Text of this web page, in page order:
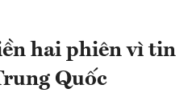
hai phiên vì tin
Quốc